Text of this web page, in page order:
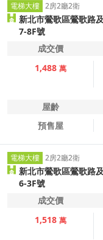
電梯大樓 2房2廳2衛
新北市鶯歌區鶯歌路
7-8F號
成交價
1,488 萬
屋齡
預售屋
電梯大樓 2房2廳2衛
新北市鶯歌區鶯歌路
6-3F號
成交價
1,518 萬